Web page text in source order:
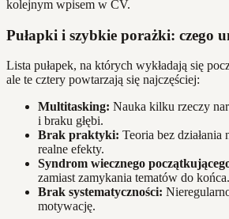
kolejnym wpisem w CV.
Pułapki i szybkie porażki: czego
Lista pułapek, na których wykładają się
ale te cztery powtarzają się najczęściej:
Multitasking: Nauka kilku rzeczy
i braku głębi.
Brak praktyki: Teoria bez działania
realne efekty.
Syndrom wiecznego
zamiast zamykania tematów do końca.
Brak systematyczności:
motywację.